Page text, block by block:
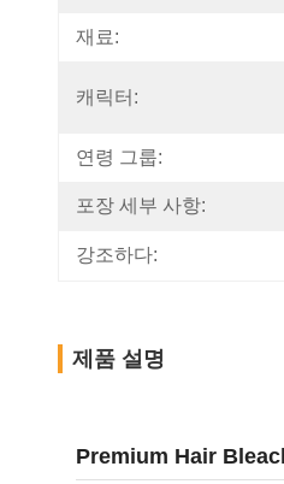
재료:
캐릭터:
연령 그룹:
포장 세부 사항:
강조하다:
제품 설명
Premium Hair